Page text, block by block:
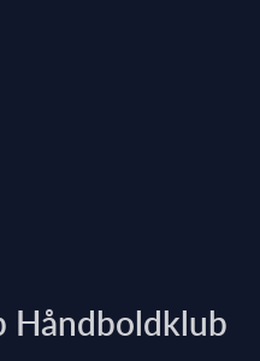
Håndboldklub